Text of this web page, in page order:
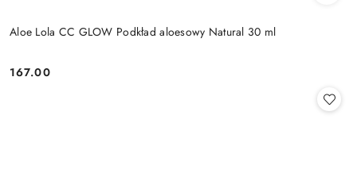
Aloe Lola CC GLOW Podkład aloesowy Natural 30 ml
Cena:
167.00